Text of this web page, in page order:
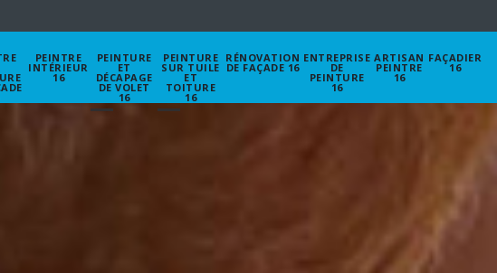
PEINTRE
INTÉRIEUR
16
PEINTURE
ET
DÉCAPAGE
DE VOLET
16
PEINTURE
SUR TUILE
ET
TOITURE
16
RÉNOVATION
DE FAÇADE 16
ENTREPRISE
DE
PEINTURE
16
ARTISAN
PEINTRE
16
FAÇADIER
16